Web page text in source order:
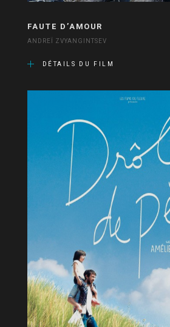
FAUTE D’AMOUR
ANDREÏ ZVYANGINTSEV
DÉTAILS DU FILM